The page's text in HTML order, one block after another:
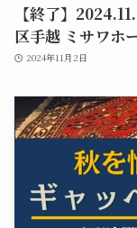
【終了】
区手越 ミサワホ
2024年11月2日